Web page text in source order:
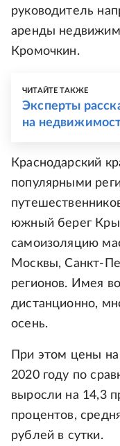
руководитель
аренды
Кромочкин.
ЧИТАЙТЕ ТАКЖЕ
Эксперты
на
Краснодарский
популярными
южный берег
самоизоляцию
Москвы, Санкт-
регионов. Имея
дистанционно,
осень.
При этом цены
2020 году по
выросли на 14,3
процентов,
рублей в сутки.